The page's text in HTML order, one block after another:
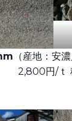
（産地：
2,800円/ｔ